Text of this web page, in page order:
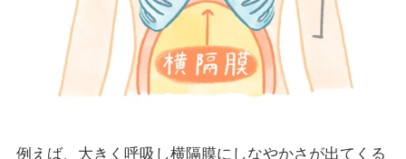
例えば、大きく呼吸し横隔膜にしなやかさが出てくる